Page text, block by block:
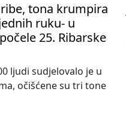
tona krumpira
ruku- u
25. Ribarske
ljudi sudjelovalo je u
očišćene su tri tone